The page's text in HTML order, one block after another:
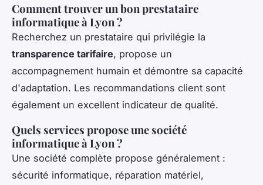
Comment trouver un bon prestataire
informatique à Lyon ?
Recherchez un prestataire qui privilégie la
transparence tarifaire, propose un
accompagnement humain et démontre sa capacité
d'adaptation. Les recommandations client sont
également un excellent indicateur de qualité.
Quels services propose une société
informatique à Lyon ?
Une société complète propose généralement :
sécurité informatique, réparation matériel,